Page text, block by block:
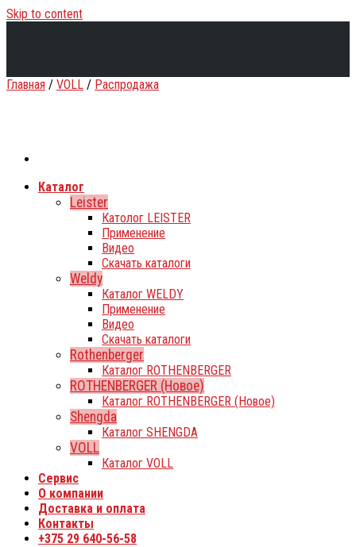
Skip to content
Каталог
Leister
Католог LEISTER
Применение
Видео
Скачать каталоги
Weldy
Каталог WELDY
Применение
Видео
Скачать каталоги
Rothenberger
Каталог ROTHENBERGER
ROTHENBERGER (Новое)
Каталог ROTHENBERGER (Новое)
Shengda
Каталог SHENGDA
VOLL
Каталог VOLL
Сервис
О компании
Доставка и оплата
Контакты
+375 29 640-56-58
Главная / VOLL / Распродажа